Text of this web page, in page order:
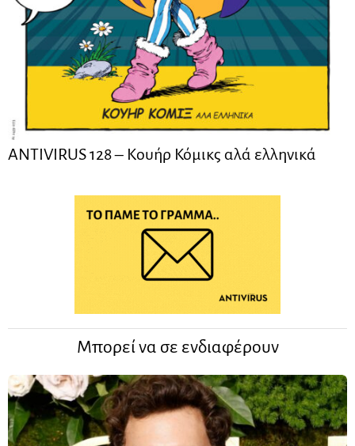
ANTIVIRUS 128 – Kουήρ Κόμικς αλά ελληνικά
Μπορεί να σε ενδιαφέρουν